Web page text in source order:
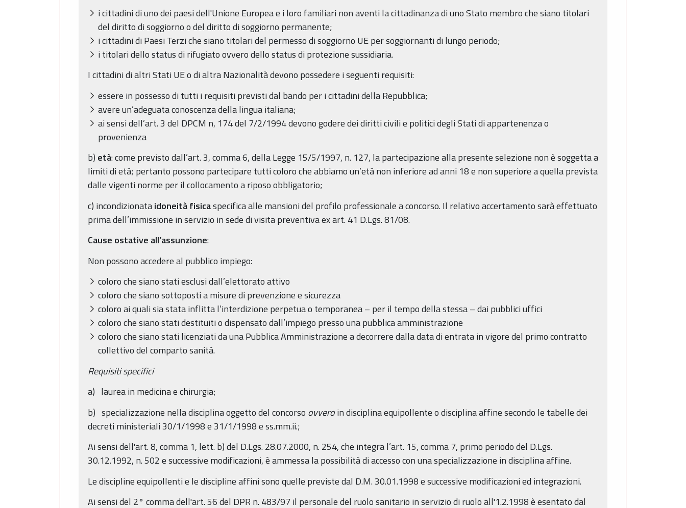
i cittadini di uno dei paesi dell'Unione Europea e i loro familiari non aventi la cittadinanza di uno Stato membro che siano titolari
del diritto di soggiorno o del diritto di soggiorno permanente;
i cittadini di Paesi Terzi che siano titolari del permesso di soggiorno UE per soggiornanti di lungo periodo;
i titolari dello status di rifugiato ovvero dello status di protezione sussidiaria.
I cittadini di altri Stati UE o di altra Nazionalità devono possedere i seguenti requisiti:
essere in possesso di tutti i requisiti previsti dal bando per i cittadini della Repubblica;
avere un’adeguata conoscenza della lingua italiana;
ai sensi dell’art. 3 del DPCM n, 174 del 7/2/1994 devono godere dei diritti civili e politici degli Stati di appartenenza o
provenienza
b) età: come previsto dall’art. 3, comma 6, della Legge 15/5/1997, n. 127, la partecipazione alla presente selezione non è soggetta a
limiti di età; pertanto possono partecipare tutti coloro che abbiamo un’età non inferiore ad anni 18 e non superiore a quella prevista
dalle vigenti norme per il collocamento a riposo obbligatorio;
c) incondizionataidoneità fisicaspecifica alle mansioni del profilo professionale a concorso. Il relativo accertamento sarà effettuato
prima dell’immissione in servizio in sede di visita preventiva ex art. 41 D.Lgs. 81/08.
Cause ostative all’assunzione:
Non possono accedere al pubblico impiego:
coloro che siano stati esclusi dall’elettorato attivo
coloro che siano sottoposti a misure di prevenzione e sicurezza
coloro ai quali sia stata inflitta l’interdizione perpetua o temporanea – per il tempo della stessa – dai pubblici uffici
coloro che siano stati destituiti o dispensato dall’impiego presso una pubblica amministrazione
coloro che siano stati licenziati da una Pubblica Amministrazione a decorrere dalla data di entrata in vigore del primo contratto
collettivo del comparto sanità.
Requisiti specifici
a) laurea in medicina e chirurgia;
b) specializzazione nella disciplina oggetto del concorso ovveroin disciplina equipollente o disciplina affine secondo le tabelle dei
decreti ministeriali 30/1/1998 e 31/1/1998 e ss.mm.ii.;
Ai sensi dell'art. 8, comma 1, lett. b) del D.Lgs. 28.07.2000, n. 254, che integra l’art. 15, comma 7, primo periodo del D.Lgs.
30.12.1992, n. 502 e successive modificazioni, è ammessa la possibilità di accesso con una specializzazione in disciplina affine.
Le discipline equipollenti e le discipline affini sono quelle previste dal D.M. 30.01.1998 e successive modificazioni ed integrazioni.
Ai sensi del 2° comma dell'art. 56 del DPR n. 483/97 il personale del ruolo sanitario in servizio di ruolo all'1.2.1998 è esentato dal